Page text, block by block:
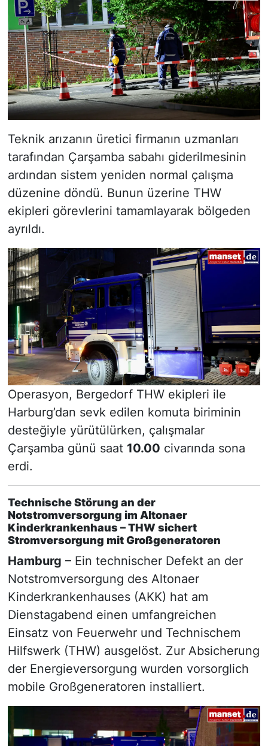
Teknik arızanın üretici firmanın uzmanları
tarafından Çarşamba sabahı giderilmesinin
ardından sistem yeniden normal çalışma
düzenine döndü. Bunun üzerine THW
ekipleri görevlerini tamamlayarak bölgeden
ayrıldı.
Operasyon, Bergedorf THW ekipleri ile
Harburg’dan sevk edilen komuta biriminin
desteğiyle yürütülürken, çalışmalar
Çarşamba günü saat 10.00 civarında sona
erdi.
Technische Störung an der
Notstromversorgung im Altonaer
Kinderkrankenhaus – THW sichert
Stromversorgung mit Großgeneratoren
Hamburg – Ein technischer Defekt an der
Notstromversorgung des Altonaer
Kinderkrankenhauses (AKK) hat am
Dienstagabend einen umfangreichen
Einsatz von Feuerwehr und Technischem
Hilfswerk (THW) ausgelöst. Zur Absicherung
der Energieversorgung wurden vorsorglich
mobile Großgeneratoren installiert.